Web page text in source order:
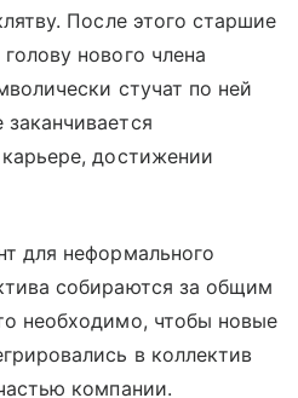
После этого старшие
нового члена
стучат по ней
достижении
для неформального
собираются за общим
необходимо, чтобы новые
в коллектив
компании.